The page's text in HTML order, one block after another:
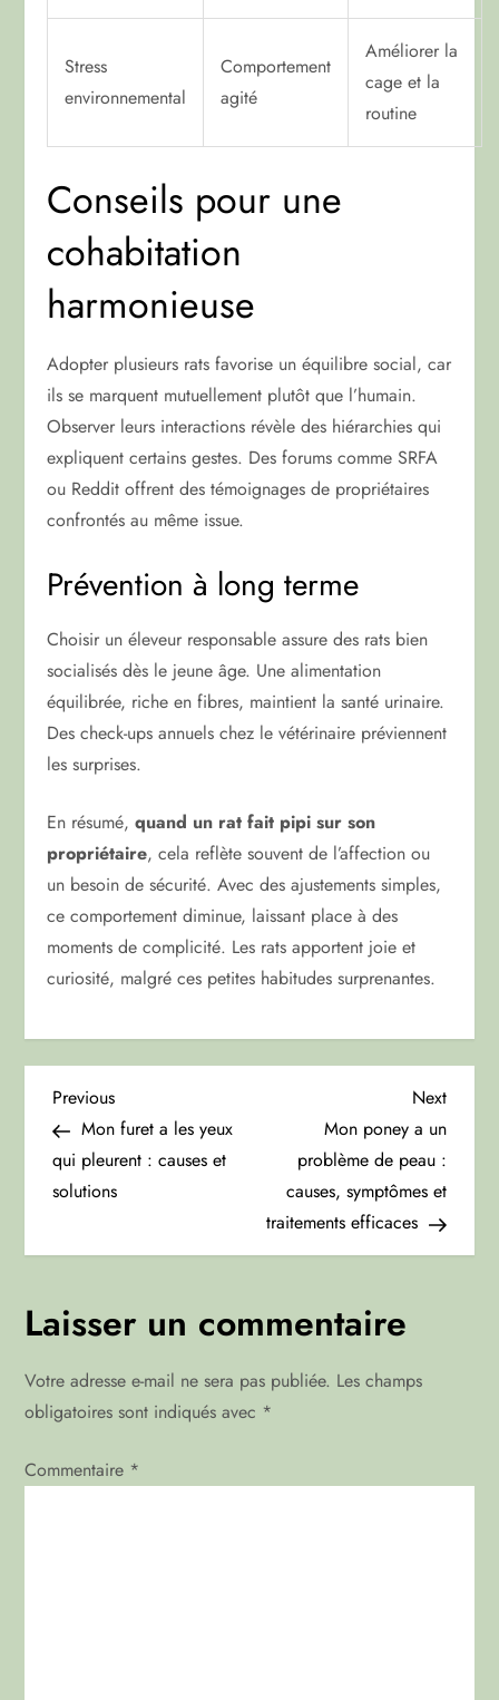
Stress
environnemental
Comportement
agité
Améliorer la
cage et la
routine
Conseils pour une
cohabitation
harmonieuse
Adopter plusieurs rats favorise un équilibre social, car
ils se marquent mutuellement plutôt que l’humain.
Observer leurs interactions révèle des hiérarchies qui
expliquent certains gestes. Des forums comme SRFA
ou Reddit offrent des témoignages de propriétaires
confrontés au même issue.
Prévention à long terme
Choisir un éleveur responsable assure des rats bien
socialisés dès le jeune âge. Une alimentation
équilibrée, riche en fibres, maintient la santé urinaire.
Des check-ups annuels chez le vétérinaire préviennent
les surprises.
En résumé,quand un rat fait pipi sur son
propriétaire, cela reflète souvent de l’affection ou
un besoin de sécurité. Avec des ajustements simples,
ce comportement diminue, laissant place à des
moments de complicité. Les rats apportent joie et
curiosité, malgré ces petites habitudes surprenantes.
N
a
v
i
g
a
t
i
Previous
Post
Previous
Mon furet a les yeux
qui pleurent : causes et
solutions
Next
Post
Next
Mon poney a un
problème de peau :
causes, symptômes et
traitements efficaces
Laisser un commentaire
Votre adresse e-mail ne sera pas publiée. Les champs
obligatoires sont indiqués avec *
Commentaire *